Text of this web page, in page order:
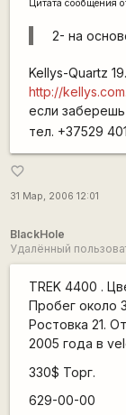
Цитата сообщения
2- на
Kellys-Quartz
http://
если
тел. +37529
favorite_border
31 Мар, 2006 12:01
BlackHole
Удалённый
TREK 4400 .
Пробег около
Ростовка 21.
2005 года в
330$ Торг.
629-00-00